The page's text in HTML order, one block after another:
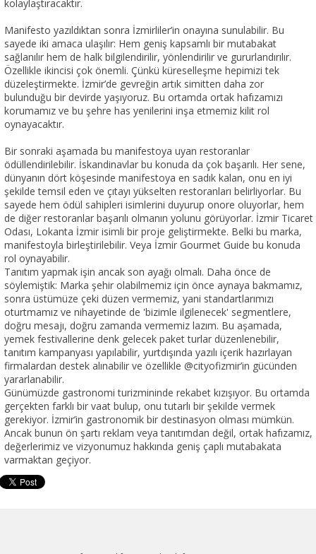
kolaylaştıracaktır.
Manifesto yazıldıktan sonra İzmirliler’in onayına sunulabilir. Bu
sayede iki amaca ulaşılır: Hem geniş kapsamlı bir mutabakat
sağlanılır hem de halk bilgilendirilir, yönlendirilir ve gururlandırılır.
Özellikle ikincisi çok önemli. Çünkü küreselleşme hepimizi tek
düzeleştirmekte. İzmir’de gevreğin artık simitten daha zor
bulunduğu bir devirde yaşıyoruz. Bu ortamda ortak hafızamızı
korumamız ve bu şehre has yenilerini inşa etmemiz kilit rol
oynayacaktır.
Bir sonraki aşamada bu manifestoya uyan restoranlar
ödüllendirilebilir. İskandinavlar bu konuda da çok başarılı. Her sene,
dünyanın dört köşesinde manifestoya en sadık kalan, onu en iyi
şekilde temsil eden ve çıtayı yükselten restoranları belirliyorlar. Bu
sayede hem ödül sahipleri isimlerini duyurup onore oluyorlar, hem
de diğer restoranlar başarılı olmanın yolunu görüyorlar. İzmir Ticaret
Odası, Lokanta İzmir isimli bir proje geliştirmekte. Belki bu marka,
manifestoyla birleştirilebilir. Veya İzmir Gourmet Guide bu konuda
rol oynayabilir.
Tanıtım yapmak işin ancak son ayağı olmalı. Daha önce de
söylemiştik: Marka şehir olabilmemiz için önce aynaya bakmamız,
sonra üstümüze çeki düzen vermemiz, yani standartlarımızı
oturtmamız ve nihayetinde de 'bizimle ilgilenecek' segmentlere,
doğru mesajı, doğru zamanda vermemiz lazım. Bu aşamada,
yemek festivallerine denk gelecek paket turlar düzenlenebilir,
tanıtım kampanyası yapılabilir, yurtdışında yazılı içerik hazırlayan
firmalardan destek alınabilir ve özellikle @cityofizmir’in gücünden
yararlanabilir.
Günümüzde gastronomi turizmininde rekabet kızışıyor. Bu ortamda
gerçekten farklı bir vaat bulup, onu tutarlı bir şekilde vermek
gerekiyor. İzmir’in gastronomik bir destinasyon olması mümkün.
Ancak bunun ön şartı reklam veya tanıtımdan değil, ortak hafızamız,
değerlerimiz ve vizyonumuz hakkında geniş çaplı mutabakata
varmaktan geçiyor.